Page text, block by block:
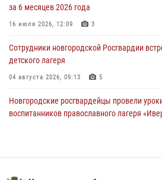
линию»
30 июля 2026, 14:36 1
Новгородские росгвардейцы рассказали о
лагеря «Волынь»
30 июля 2026, 08:40 5
за 6 месяцев 2026 года
16 июля 2026, 12:09 3
Сотрудники новгородской Росгвардии
детского лагеря
04 августа 2026, 09:13 5
Новгородские росгвардейцы провели
воспитанников православного лагеря